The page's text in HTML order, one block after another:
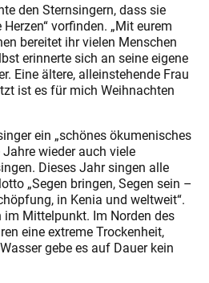
den Sternsingern, dass sie
vorfinden. „Mit eurem
bereitet ihr vielen Menschen
erinnerte sich an seine eigene
Eine ältere, alleinstehende Frau
ist es für mich Weihnachten
ein „schönes ökumenisches
wieder auch viele
Dieses Jahr singen alle
„Segen bringen, Segen sein –
in Kenia und weltweit“.
Mittelpunkt. Im Norden des
eine extreme Trockenheit,
gebe es auf Dauer kein